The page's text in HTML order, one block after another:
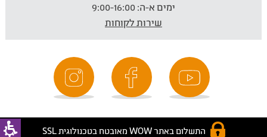
ימים א-ה:
שירות לקוחות
התשלום באתר WOW מאובטח בטכנולוגית SSL